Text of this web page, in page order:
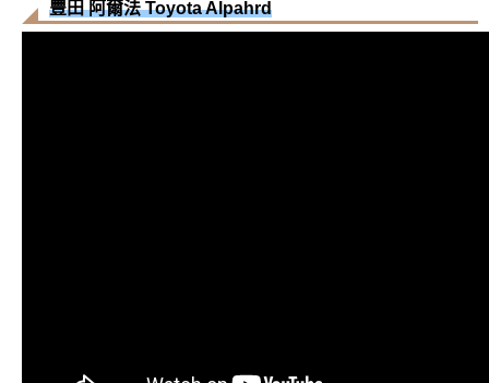
豐田 阿爾法 Toyota Alpahrd